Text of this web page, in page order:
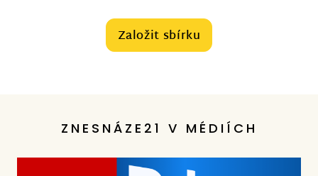
Založit sbírku
ZNESNÁZE21 V MÉDIÍCH